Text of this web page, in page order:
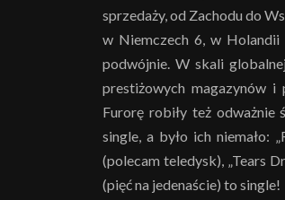
sprzedaży, od Zachodu do
w Niemczech 6, w
podwójnie. W skali globalnej
prestiżowych magazynów i
Furorę robiły też odważnie
single, a było ich niemało:
(polecam teledysk), „Tears
(pięć na jedenaście) to single!